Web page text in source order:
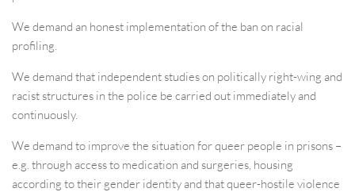
We demand an honest implementation of the ban on racial
profiling.
We demand that independent studies on politically right-wing and
racist structures in the police be carried out immediately and
continuously.
We demand to improve the situation for queer people in prisons –
e.g. through access to medication and surgeries, housing
according to their gender identity and that queer-hostile violence